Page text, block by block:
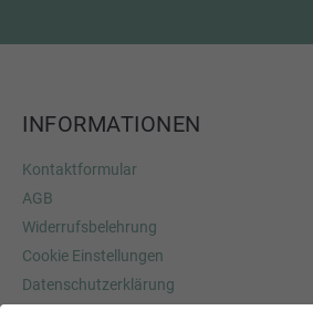
INFORMATIONEN
Kontaktformular
AGB
Widerrufsbelehrung
Cookie Einstellungen
Datenschutzerklärung